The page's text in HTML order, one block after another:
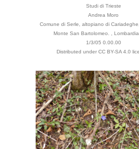
Studi di Trieste
Andrea Moro
Comune di Serle, altopiano di
Monte San Bartolomeo. ,
1/3/05 0.00.00
Distributed under CC BY-SA 4.0